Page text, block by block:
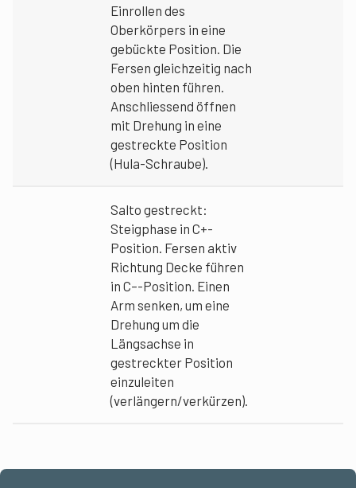
Einrollen des
Oberkörpers in eine
gebückte Position. Die
Fersen gleichzeitig nach
oben hinten führen.
Anschliessend öffnen
mit Drehung in eine
gestreckte Position
(Hula-Schraube).
Salto gestreckt:
Steigphase in C+-
Position. Fersen aktiv
Richtung Decke führen
in C–-Position. Einen
Arm senken, um eine
Drehung um die
Längsachse in
gestreckter Position
einzuleiten
(verlängern/verkürzen).